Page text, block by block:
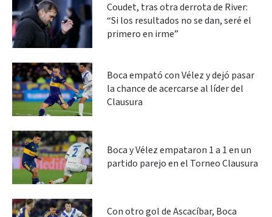
Coudet, tras otra derrota de River:
“Si los resultados no se dan, seré el
primero en irme”
Boca empató con Vélez y dejó pasar
la chance de acercarse al líder del
Clausura
Boca y Vélez empataron 1 a 1 en un
partido parejo en el Torneo Clausura
Con otro gol de Ascacíbar, Boca